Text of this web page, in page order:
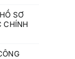
SƠ
CHÍNH